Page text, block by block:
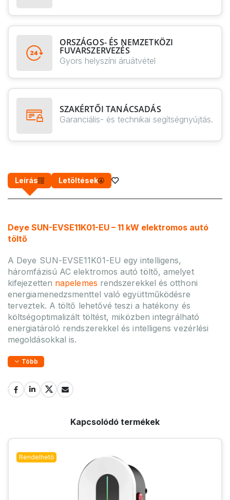
ORSZÁGOS- ÉS NEMZETKÖZI
FUVARSZERVEZÉS
Gyors helyszíni áruátvétel
SZAKÉRTŐI TANÁCSADÁS
Garanciális- és technikai segítségnyújtás.
Leírás Letöltések
Deye SUN-EVSE11K01-EU – 11 kW elektromos autó
töltő
A Deye SUN-EVSE11K01-EU egy intelligens,
háromfázisú AC elektromos autó töltő, amelyet
kifejezetten napelemes rendszerekkel és otthoni
energiamenedzsmenttel való együttműködésre
terveztek. A töltő lehetővé teszi a hatékony és
költségoptimalizált töltést, miközben integrálható
energiatároló rendszerekkel és intelligens vezérlési
megoldásokkal is.
Több
Kapcsolódó termékek
Rendelhető